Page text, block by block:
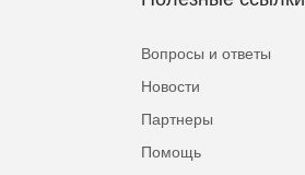
Вопросы и ответы
Новости
Партнеры
Помощь